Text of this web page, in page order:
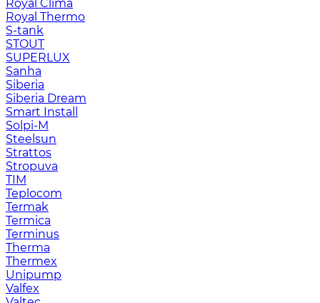
Royal Clima
Royal Thermo
S-tank
STOUT
SUPERLUX
Sanha
Siberia
Siberia Dream
Smart Install
Solpi-M
Steelsun
Strattos
Stropuva
TIM
Teplocom
Termak
Termica
Terminus
Therma
Thermex
Unipump
Valfex